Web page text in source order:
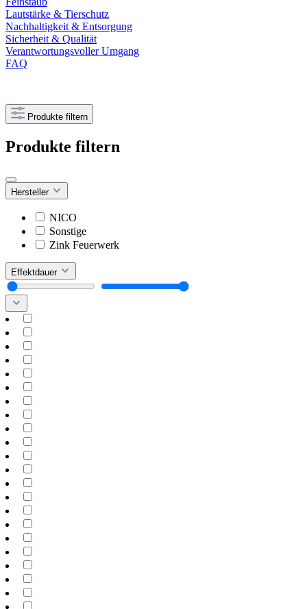
Lautstärke & Tierschutz
Nachhaltigkeit & Entsorgung
Sicherheit & Qualität
Verantwortungsvoller Umgang
FAQ
Produkte filtern
Produkte filtern
Hersteller
NICO
Sonstige
Zink Feuerwerk
Effektdauer